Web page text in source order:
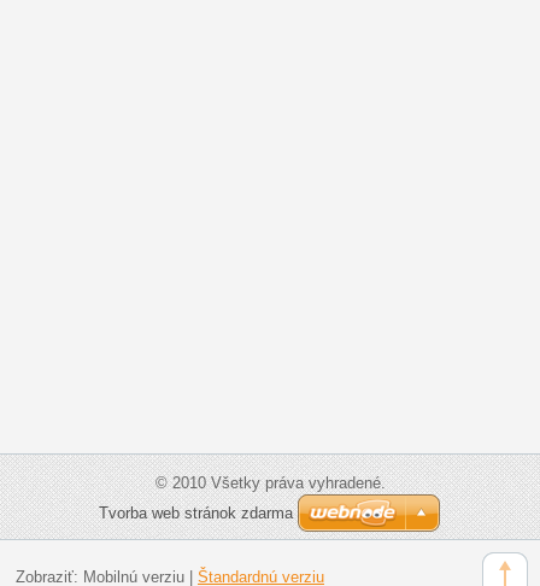
© 2010 Všetky práva vyhradené.
Tvorba web stránok zdarma
Zobraziť: Mobilnú verziu| Štandardnú verziu